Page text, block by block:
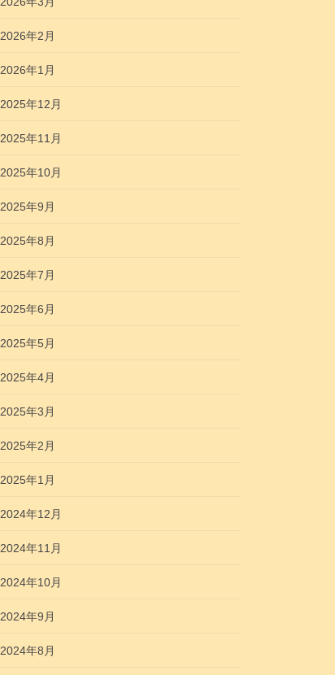
2026年2月
2026年1月
2025年12月
2025年11月
2025年10月
2025年9月
2025年8月
2025年7月
2025年6月
2025年5月
2025年4月
2025年3月
2025年2月
2025年1月
2024年12月
2024年11月
2024年10月
2024年9月
2024年8月